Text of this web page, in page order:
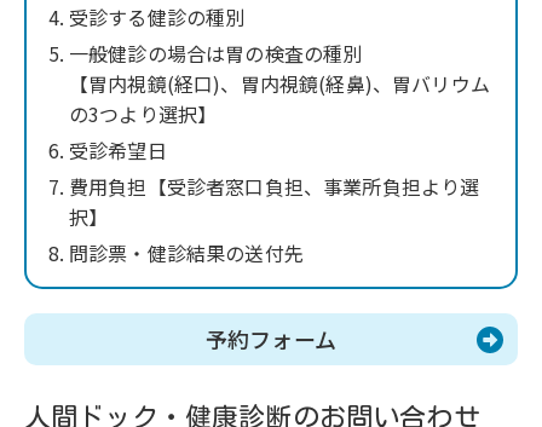
受診する健診の種別
一般健診の場合は胃の検査の種別
【胃内視鏡(経口)、胃内視鏡(経鼻)、胃バリウム
の3つより選択】
受診希望日
費用負担【受診者窓口負担、事業所負担より選
択】
問診票・健診結果の送付先
予約フォーム
人間ドック・健康診断のお問い合わせ